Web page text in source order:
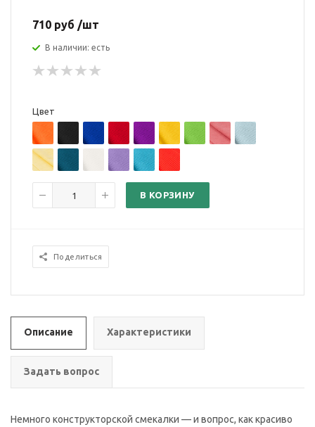
710 руб /шт
В наличии: есть
Цвет
В КОРЗИНУ
Поделиться
Описание Характеристики
Задать вопрос
Немного конструкторской смекалки — и вопрос, как красиво